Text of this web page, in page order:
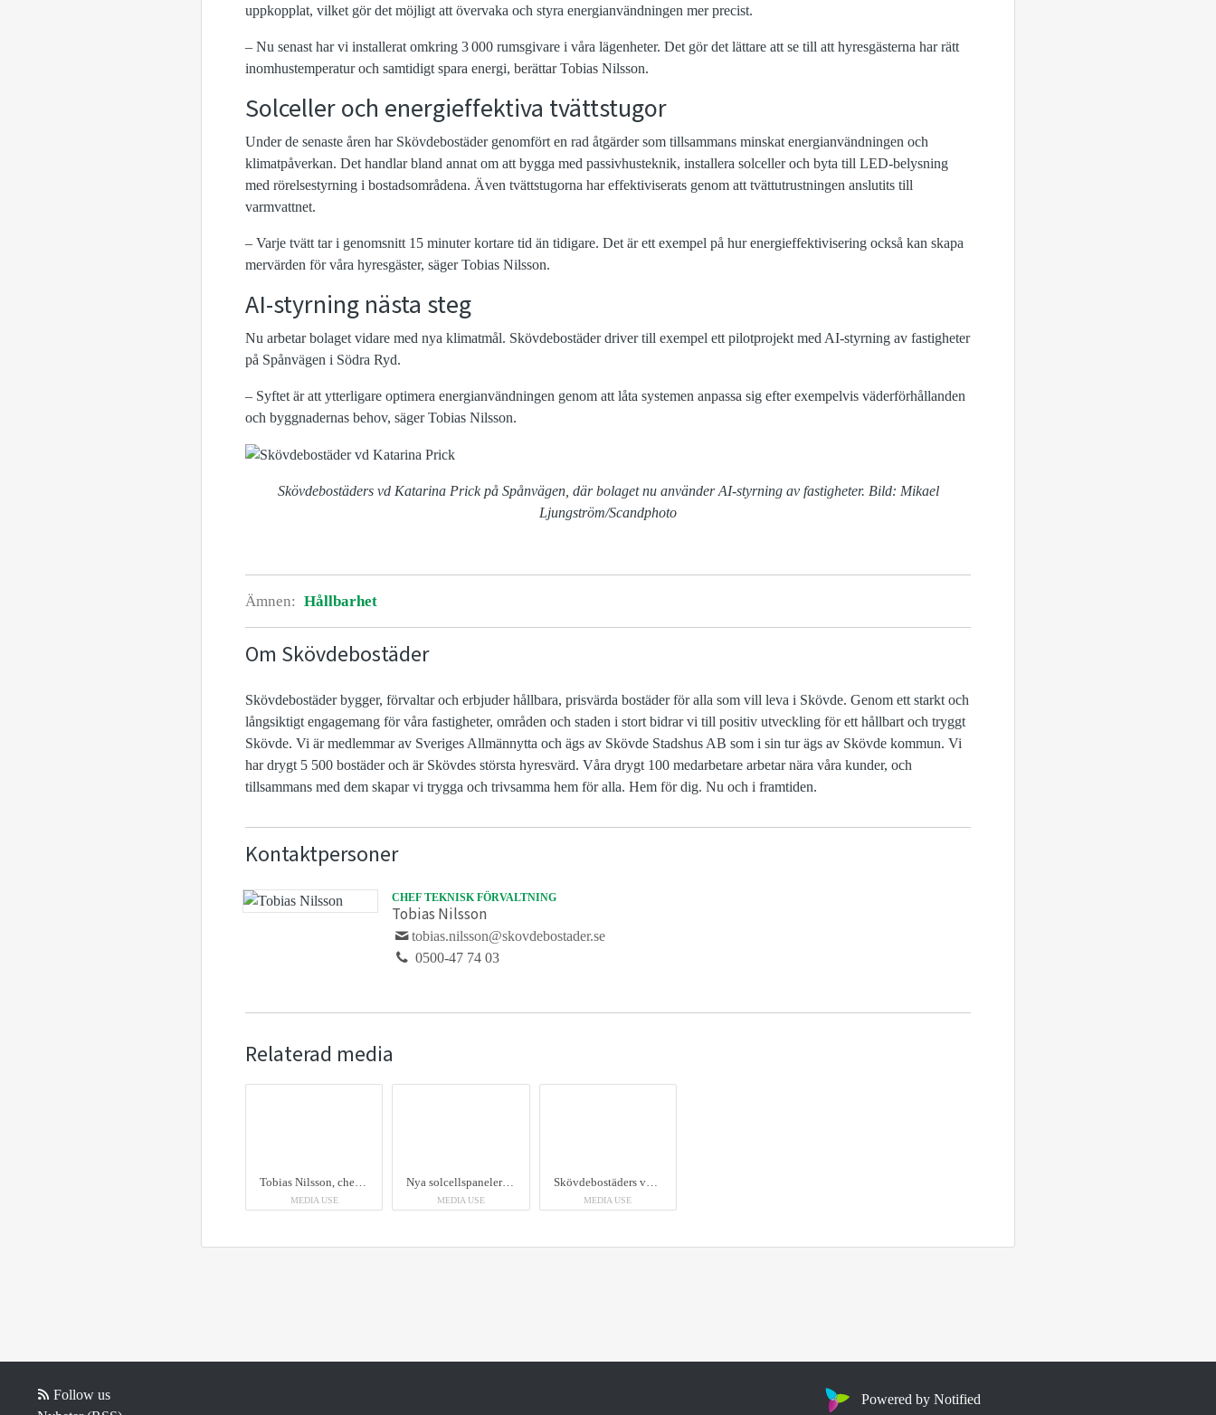
uppkopplat, vilket gör det möjligt att övervaka och styra energianvändningen mer precist.
– Nu senast har vi installerat omkring 3 000 rumsgivare i våra lägenheter. Det gör det lättare att se till att hyresgästerna har rätt
inomhustemperatur och samtidigt spara energi, berättar Tobias Nilsson.
Solceller och energieffektiva tvättstugor
Under de senaste åren har Skövdebostäder genomfört en rad åtgärder som tillsammans minskat energianvändningen och
klimatpåverkan. Det handlar bland annat om att bygga med passivhusteknik, installera solceller och byta till LED-belysning
med rörelsestyrning i bostadsområdena. Även tvättstugorna har effektiviserats genom att tvättutrustningen anslutits till
varmvattnet.
– Varje tvätt tar i genomsnitt 15 minuter kortare tid än tidigare. Det är ett exempel på hur energieffektivisering också kan skapa
mervärden för våra hyresgäster, säger Tobias Nilsson.
AI-styrning nästa steg
Nu arbetar bolaget vidare med nya klimatmål. Skövdebostäder driver till exempel ett pilotprojekt med AI-styrning av fastigheter
på Spånvägen i Södra Ryd.
– Syftet är att ytterligare optimera energianvändningen genom att låta systemen anpassa sig efter exempelvis väderförhållanden
och byggnadernas behov, säger Tobias Nilsson.
Skövdebostäders vd Katarina Prick på Spånvägen, där bolaget nu använder AI-styrning av fastigheter. Bild: Mikael
Ljungström/Scandphoto
Ämnen: Hållbarhet
Om Skövdebostäder
Skövdebostäder bygger, förvaltar och erbjuder hållbara, prisvärda bostäder för alla som vill leva i Skövde. Genom ett starkt och
långsiktigt engagemang för våra fastigheter, områden och staden i stort bidrar vi till positiv utveckling för ett hållbart och tryggt
Skövde. Vi är medlemmar av Sveriges Allmännytta och ägs av Skövde Stadshus AB som i sin tur ägs av Skövde kommun. Vi
har drygt 5 500 bostäder och är Skövdes största hyresvärd. Våra drygt 100 medarbetare arbetar nära våra kunder, och
tillsammans med dem skapar vi trygga och trivsamma hem för alla. Hem för dig. Nu och i framtiden.
Kontaktpersoner
CHEF TEKNISK FÖRVALTNING
Tobias Nilsson
tobias.nilsson@skovdebostader.se
0500-47 74 03
Relaterad media
Tobias Nilsson, chef Teknisk förvaltning, framför Skrapan. Bild: Tobias Andersson, Toby Photography
MEDIA USE
Nya solcellspaneler på Skrapans fasad. Bild: Tobias Andersson, Toby Photography
MEDIA USE
Skövdebostäders vd Katarina Prick på Spånvägen, där bolaget nu testar AI-styrning av fastigheter.
MEDIA USE
Follow us
Powered by Notified